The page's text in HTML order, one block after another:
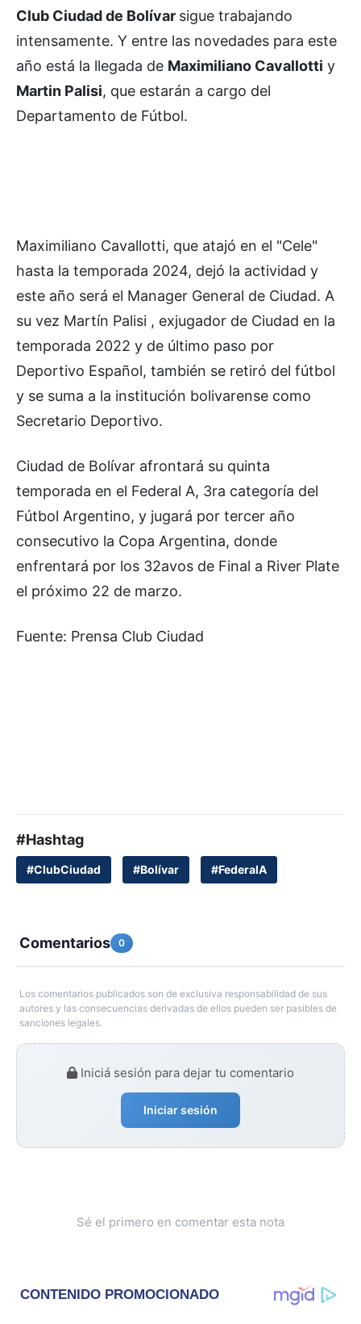
Club Ciudad de Bolívar sigue trabajando
intensamente. Y entre las novedades para este
año está la llegada de Maximiliano Cavallotti y
Martin Palisi, que estarán a cargo del
Departamento de Fútbol.
Maximiliano Cavallotti, que atajó en el "Cele"
hasta la temporada 2024, dejó la actividad y
este año será el Manager General de Ciudad. A
su vez Martín Palisi , exjugador de Ciudad en la
temporada 2022 y de último paso por
Deportivo Español, también se retiró del fútbol
y se suma a la institución bolivarense como
Secretario Deportivo.
Ciudad de Bolívar afrontará su quinta
temporada en el Federal A, 3ra categoría del
Fútbol Argentino, y jugará por tercer año
consecutivo la Copa Argentina, donde
enfrentará por los 32avos de Final a River Plate
el próximo 22 de marzo.
Fuente: Prensa Club Ciudad
#Hashtag
#ClubCiudad #Bolívar #FederalA
Comentarios 0
Los comentarios publicados son de exclusiva responsabilidad de sus
autores y las consecuencias derivadas de ellos pueden ser pasibles de
sanciones legales.
Iniciá sesión para dejar tu comentario
Iniciar sesión
Sé el primero en comentar esta nota